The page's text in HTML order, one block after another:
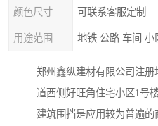
颜色尺寸 可联系客服定制
用途范围 地铁 公路 车间 小
郑州鑫纵建材有限公司注册
道西侧好旺角住宅小区1号楼
建筑围挡是应用较为普遍